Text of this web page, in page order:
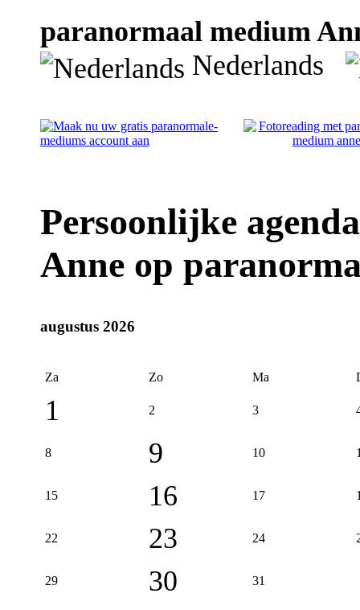
paranormaal medium
Nederlands
Persoonlijke
Anne op
augustus 2026
Za Zo Ma
1 2 3
8 9 10
15 16 17
22 23 24
29 30 31